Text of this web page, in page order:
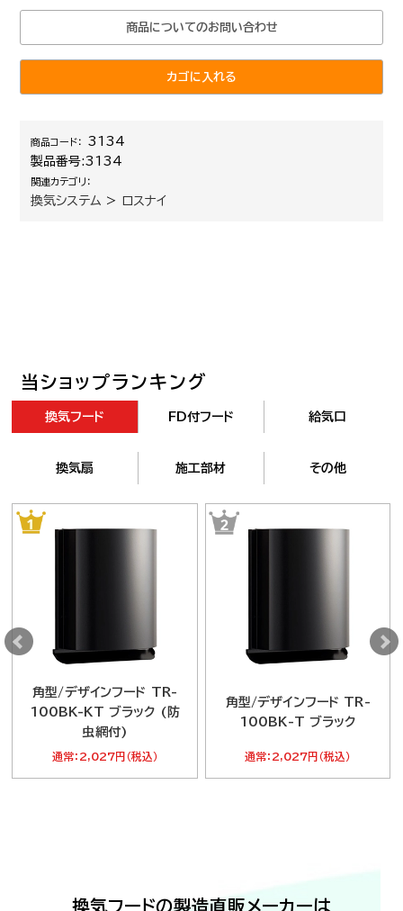
商品についてのお問い合わせ
カゴに入れる
商品コード：
3134
製品番号: 3134
関連カテゴリ：
換気システム > ロスナイ
当ショップランキング
換気フード FD付フード 給気口
換気扇 施工部材 その他
角型/デザインフード TR-
100BK-KT ブラック (防
虫網付)
通常：2,027円（税込）
角型/デザインフード TR-
100BK-T ブラック
通常：2,027円（税込）
換気フードの製造直販メーカーは